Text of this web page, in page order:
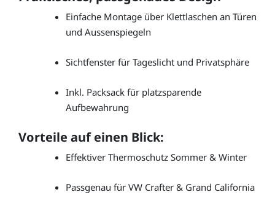
Einfache Montage über Klettlaschen an Türen
und Aussenspiegeln
Sichtfenster für Tageslicht und Privatsphäre
Inkl. Packsack für platzsparende
Aufbewahrung
Vorteile auf einen Blick:
Effektiver Thermoschutz Sommer & Winter
Passgenau für VW Crafter & Grand California